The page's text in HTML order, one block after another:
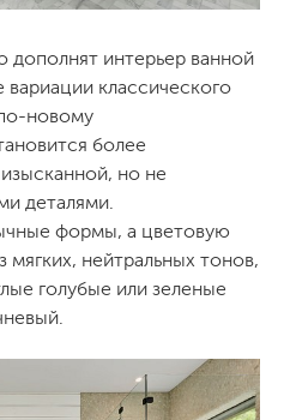
дополнят интерьер ванной
классического
новому
более
но не
деталями.
формы, а цветовую
мягких, нейтральных тонов,
голубые или зеленые